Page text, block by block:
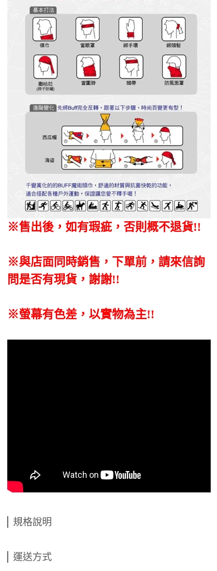
※售出後 ，如有瑕疵 ，否則概不退貨!!
※與店面同時銷售 ， 下單前 ， 請來信詢
問是否有現貨，謝謝!!
※螢幕有色差，以實物為主!!
規格說明
運送方式